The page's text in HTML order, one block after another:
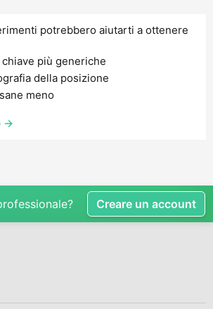
potrebbero aiutarti a ottenere
più generiche
della posizione
meno
→
Creare un account